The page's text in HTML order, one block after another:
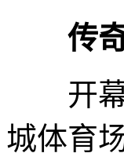
传奇
开幕
城体育